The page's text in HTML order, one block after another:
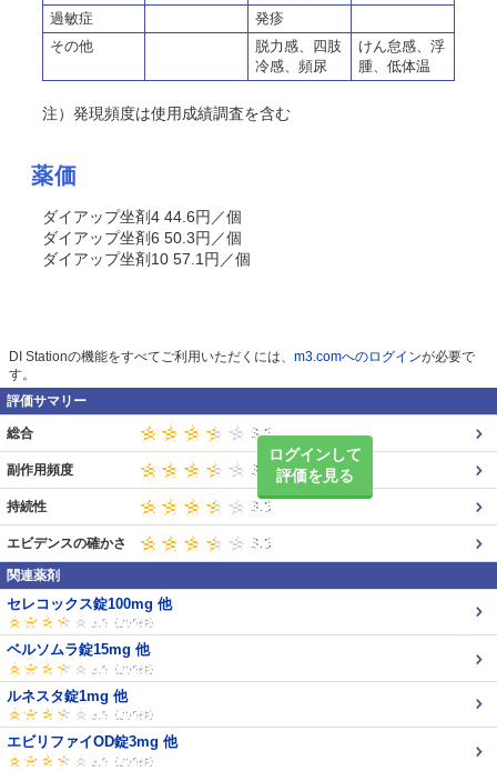
過敏症
発疹
その他
脱力感、四肢
冷感、頻尿
けん怠感、浮
腫、低体温
注）発現頻度は使用成績調査を含む
薬価
ダイアップ坐剤4 44.6円／個
ダイアップ坐剤6 50.3円／個
ダイアップ坐剤10 57.1円／個
DI Stationの機能をすべてご利用いただくには、 m3.comへのログインが必要で
す。
評価サマリー
ログインして
評価を見る
総合
副作用頻度
持続性
エビデンスの確かさ
関連薬剤
セレコックス錠100mg 他
ベルソムラ錠15mg 他
ルネスタ錠1mg 他
エビリファイOD錠3mg 他